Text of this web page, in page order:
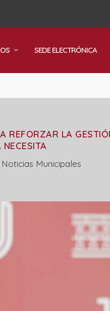
SEDE ELECTRÓNICA
REFORZAR LA
‎Noticias Municipales